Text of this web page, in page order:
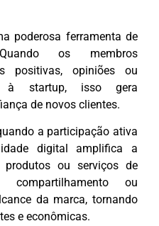
poderosa ferramenta de
os membros
positivas, opiniões ou
à startup, isso gera
de novos clientes.
a participação ativa
digital amplifica a
produtos ou serviços de
ou
da marca, tornando
e econômicas.